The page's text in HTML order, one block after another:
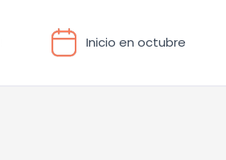
Inicio en octubre